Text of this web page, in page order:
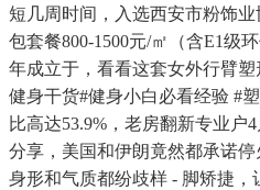
短几周时间，入选西安市粉饰
包套餐800-1500元/㎡（含E1级
年成立于，看看这套女外行臂
健身干货#健身小白必看经验 #
比高达53.9%，老房翻新专业户
分享，美国和伊朗竟然都承诺
身形和气质都纷歧样 - 脚矫捷